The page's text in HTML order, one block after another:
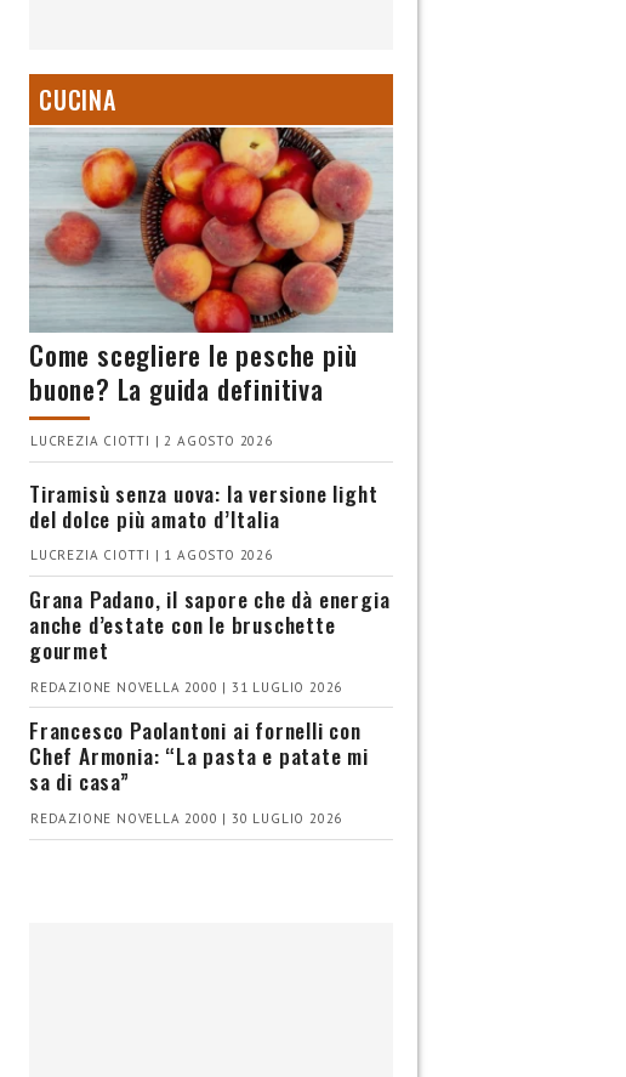
CUCINA
Come scegliere le pesche più
buone? La guida definitiva
LUCREZIA CIOTTI | 2 AGOSTO 2026
Tiramisù senza uova: la versione light
del dolce più amato d’Italia
LUCREZIA CIOTTI | 1 AGOSTO 2026
Grana Padano, il sapore che dà energia
anche d’estate con le bruschette
gourmet
REDAZIONE NOVELLA 2000 | 31 LUGLIO 2026
Francesco Paolantoni ai fornelli con
Chef Armonia: “La pasta e patate mi
sa di casa”
REDAZIONE NOVELLA 2000 | 30 LUGLIO 2026